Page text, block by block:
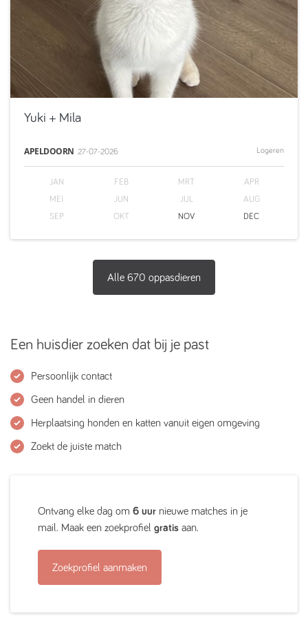
Yuki + Mila
APELDOORN 27-07-2026 Logeren
JAN FEB MRT
APR
MEI
JUN JUL
AUG
SEP
OKT NOV DEC
Alle 670 oppasdieren
Een huisdier zoeken dat bij je past
Persoonlijk contact
Geen handel in dieren
Herplaatsing honden en katten vanuit eigen omgeving
Zoekt de juiste match
Ontvang elke dag om 6 uur nieuwe matches in je
mail. Maak een zoekprofiel gratis aan.
Zoekprofiel aanmaken